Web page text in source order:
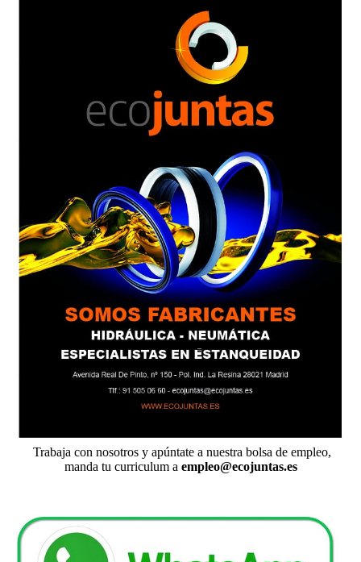
Trabaja con nosotros y apúntate a nuestra bolsa de empleo,
manda tu curriculum a empleo@ecojuntas.es